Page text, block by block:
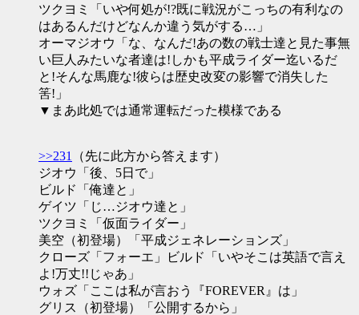
ツクヨミ「いや何処が!?既に戦況がこっちの有利なの
はあるんだけどなんか違う気がする…」
オーマジオウ「な、なんだ!あの数の戦士達と見た事無
い巨人みたいな者達は!しかも平成ライダー迄いるだ
と!そんな馬鹿な!彼らは歴史改変の影響で消失した
筈!」
▼まあ此処では通常運転だった模様である
>>231
（先に此方から答えます）
ジオウ「後、5日で」
ビルド「俺達と」
ゲイツ「じ…ジオウ達と」
ツクヨミ「仮面ライダー」
美空（初登場）「平成ジェネレーションズ」
クローズ「フォーエ」ビルド「いやそこは英語で言え
よ!万丈!!じゃあ」
ウォズ「ここは私が言おう『FOREVER』は」
グリス（初登場）「公開するから」